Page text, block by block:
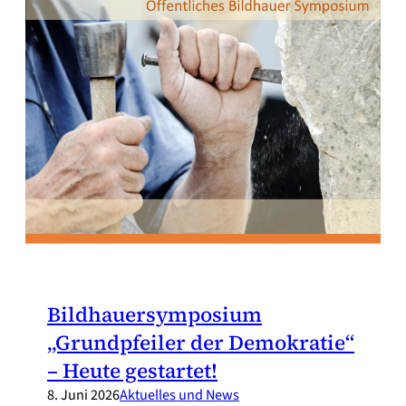
Bildhauersymposium
„Grundpfeiler der Demokratie“
– Heute gestartet!
8. Juni 2026Aktuelles und News